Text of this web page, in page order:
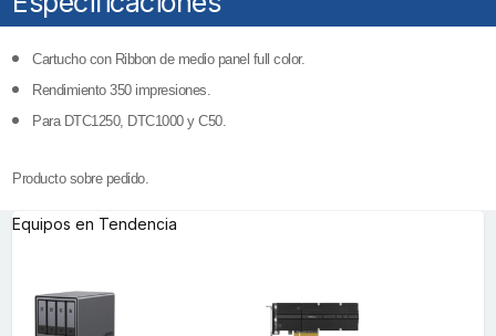
Cartucho con Ribbon de medio panel full color.
Rendimiento 350 impresiones.
Para DTC1250, DTC1000 y C50.
Producto sobre pedido.
Equipos en Tendencia